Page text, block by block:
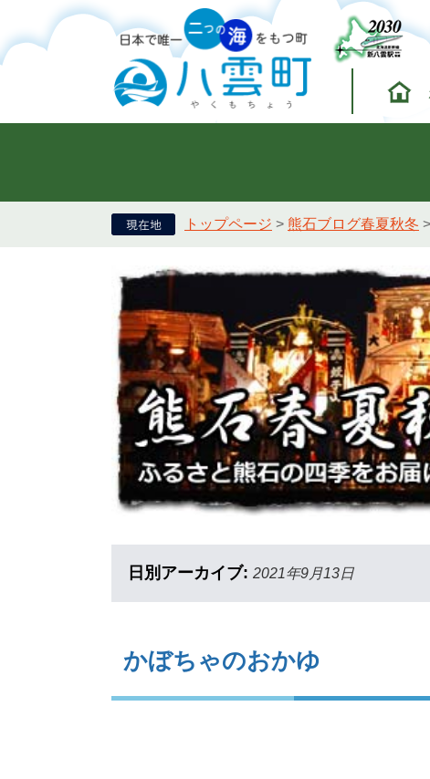
トップページ > 熊石ブログ春夏秋冬 >
日別アーカイブ: 2021年9月13日
かぼちゃのおかゆ